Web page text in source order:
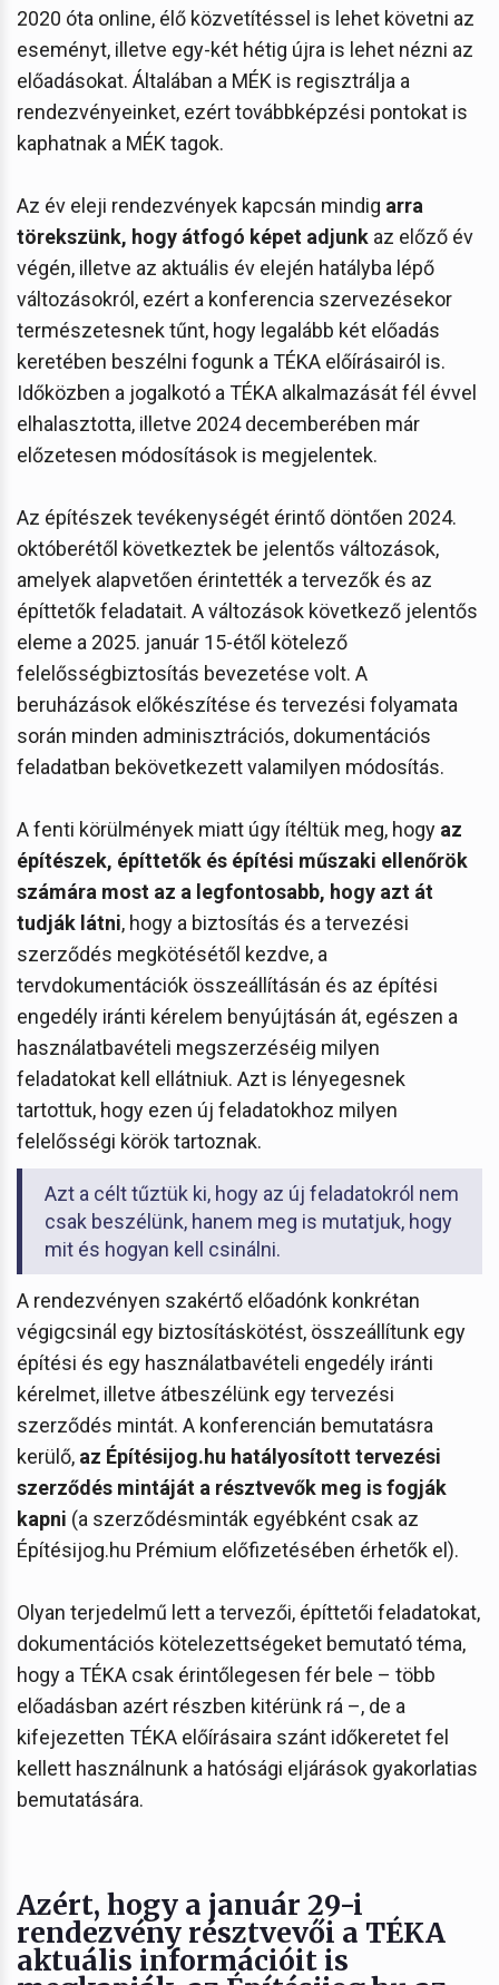
2020 óta online, élő közvetítéssel is lehet követni az
eseményt, illetve egy-két hétig újra is lehet nézni az
előadásokat. Általában a MÉK is regisztrálja a
rendezvényeinket, ezért továbbképzési pontokat is
kaphatnak a MÉK tagok.
Az év eleji rendezvények kapcsán mindig arra
törekszünk, hogy átfogó képet adjunk az előző év
végén, illetve az aktuális év elején hatályba lépő
változásokról, ezért a konferencia szervezésekor
természetesnek tűnt, hogy legalább két előadás
keretében beszélni fogunk a TÉKA előírásairól is.
Időközben a jogalkotó a TÉKA alkalmazását fél évvel
elhalasztotta, illetve 2024 decemberében már
előzetesen módosítások is megjelentek.
Az építészek tevékenységét érintő döntően 2024.
októberétől következtek be jelentős változások,
amelyek alapvetően érintették a tervezők és az
építtetők feladatait. A változások következő jelentős
eleme a 2025. január 15-étől kötelező
felelősségbiztosítás bevezetése volt. A
beruházások előkészítése és tervezési folyamata
során minden adminisztrációs, dokumentációs
feladatban bekövetkezett valamilyen módosítás.
A fenti körülmények miatt úgy ítéltük meg, hogy az
építészek, építtetők és építési műszaki ellenőrök
számára most az a legfontosabb, hogy azt át
tudják látni, hogy a biztosítás és a tervezési
szerződés megkötésétől kezdve, a
tervdokumentációk összeállításán és az építési
engedély iránti kérelem benyújtásán át, egészen a
használatbavételi megszerzéséig milyen
feladatokat kell ellátniuk. Azt is lényegesnek
tartottuk, hogy ezen új feladatokhoz milyen
felelősségi körök tartoznak.
Azt a célt tűztük ki, hogy az új feladatokról nem
csak beszélünk, hanem meg is mutatjuk, hogy
mit és hogyan kell csinálni.
A rendezvényen szakértő előadónk konkrétan
végigcsinál egy biztosításkötést, összeállítunk egy
építési és egy használatbavételi engedély iránti
kérelmet, illetve átbeszélünk egy tervezési
szerződés mintát. A konferencián bemutatásra
kerülő, az Építésijog.hu hatályosított tervezési
szerződés mintáját a résztvevők meg is fogják
kapni (a szerződésminták egyébként csak az
Építésijog.hu Prémium előfizetésében érhetők el).
Olyan terjedelmű lett a tervezői, építtetői feladatokat,
dokumentációs kötelezettségeket bemutató téma,
hogy a TÉKA csak érintőlegesen fér bele – több
előadásban azért részben kitérünk rá –, de a
kifejezetten TÉKA előírásaira szánt időkeretet fel
kellett használnunk a hatósági eljárások gyakorlatias
bemutatására.
Azért, hogy a január 29-i
rendezvény résztvevői a TÉKA
aktuális információit is